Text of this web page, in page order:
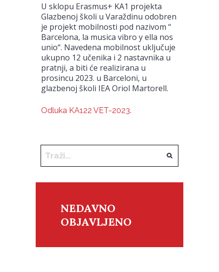
U sklopu Erasmus+ KA1 projekta
Glazbenoj školi u Varaždinu odobren
je projekt mobilnosti pod nazivom “
Barcelona, la musica vibro y ella nos
unio“. Navedena mobilnost uključuje
ukupno 12 učenika i 2 nastavnika u
pratnji, a biti će realizirana u
prosincu 2023. u Barceloni, u
glazbenoj školi IEA Oriol Martorell.
Odluka KA122 VET-2023.
NEDAVNO
OBJAVLJENO